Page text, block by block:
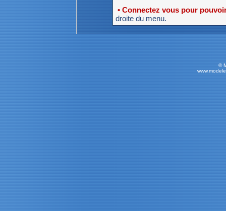
• Connectez vous pour
droite du menu.
©